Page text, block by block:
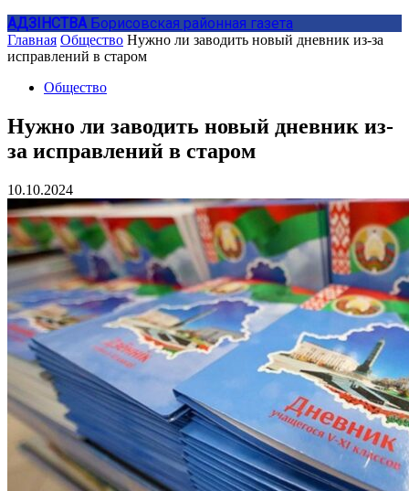
АДЗIНСТВА Борисовская районная газета
Главная Общество Нужно ли заводить новый дневник из-за
исправлений в старом
Общество
Нужно ли заводить новый дневник из-
за исправлений в старом
10.10.2024